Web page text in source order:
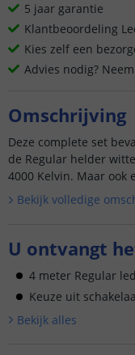
5 jaar garantie
Klantbeoordeling
Kies zelf een
Advies nodig? Neem
Omschrijving
Deze complete set
de Regular helder
4000 Kelvin. Maar ook
Bekijk volledige
U ontvangt
4 meter Regular
Keuze uit
Bekijk alles